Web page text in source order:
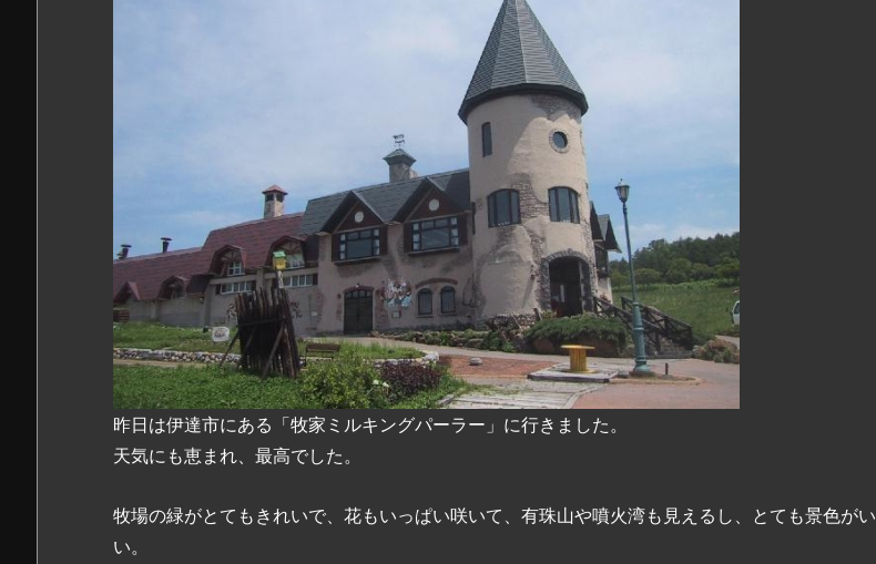
昨日は伊達市にある「牧家ミルキングパーラー」に行きました。
天気にも恵まれ、最高でした。
牧場の緑がとてもきれいで、花もいっぱい咲いて、有珠山や噴火湾も見えるし、とても景色がい
い。